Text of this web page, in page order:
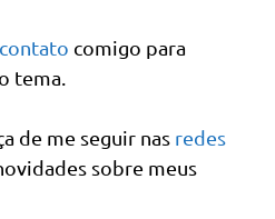
comigo para
tema.
de me seguir nas redes
sobre meus